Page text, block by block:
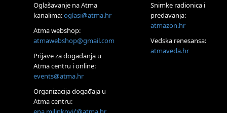
Online
Škola BaZi – put prema dubljem razumijevanju sebe
Visoko
Alemka Dauskardt – Jednodnevna radionica sistemskih
konstelacija
Online
SPAVAJ… Priče za lakšu noć
Oglašavanje na Atma
kanalima:oglasi@atma.hr
Atma webshop:
atmawebshop@gmail.com
Prijave za događanja u
Atma centru i online:
events@atma.hr
Organizacija događaja u
Atma centru:
Snimke radionica i
predavanja:
atmazon.hr
Vedska renesansa:
atmaveda.hr